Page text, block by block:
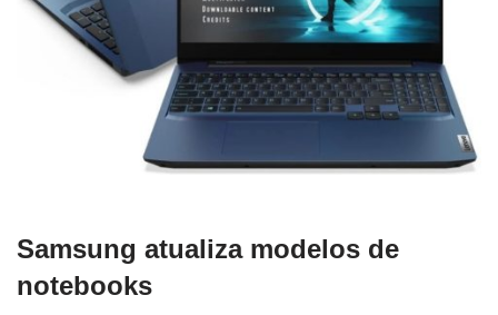
Samsung atualiza modelos de
notebooks